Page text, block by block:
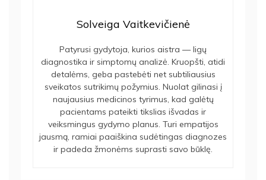
Solveiga Vaitkevičienė
Patyrusi gydytoja, kurios aistra — ligų
diagnostika ir simptomų analizė. Kruopšti, atidi
detalėms, geba pastebėti net subtiliausius
sveikatos sutrikimų požymius. Nuolat gilinasi į
naujausius medicinos tyrimus, kad galėtų
pacientams pateikti tikslias išvadas ir
veiksmingus gydymo planus. Turi empatijos
jausmą, ramiai paaiškina sudėtingas diagnozes
ir padeda žmonėms suprasti savo būklę.